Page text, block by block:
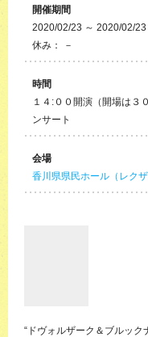
開催期間
2020/02/23 ～ 2020/02/23
休み： －
時間
１４:００開演（開場は３
ンサート
会場
香川県県民ホール（レクザ
“ドヴォルザーク＆ブルッ